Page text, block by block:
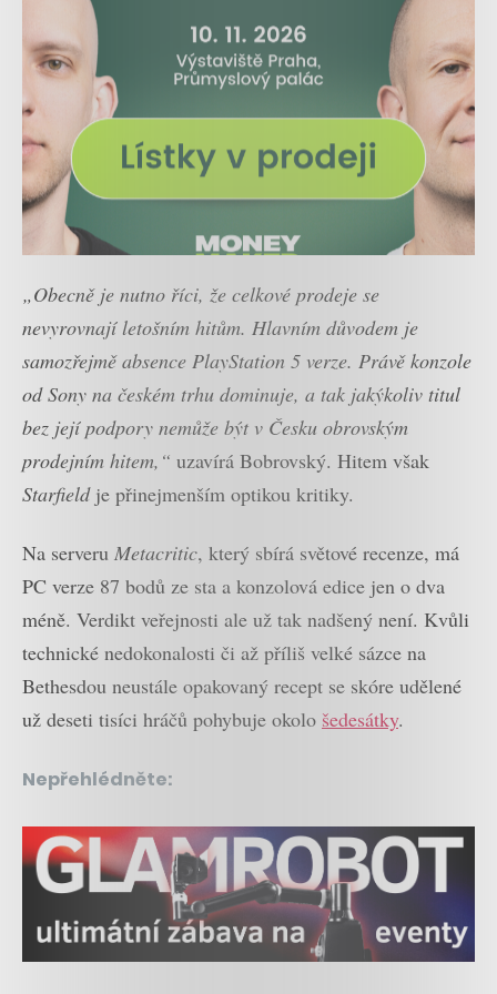
„Obecně je nutno říci, že celkové prodeje se
nevyrovnají letošním hitům. Hlavním důvodem je
samozřejmě absence PlayStation 5 verze. Právě konzole
od Sony na českém trhu dominuje, a tak jakýkoliv titul
bez její podpory nemůže být v Česku obrovským
prodejním hitem,“ uzavírá Bobrovský. Hitem však
Starfieldje přinejmenším optikou kritiky.
Na serveru Metacritic, který sbírá světové recenze, má
PC verze 87 bodů ze sta a konzolová edice jen o dva
méně. Verdikt veřejnosti ale už tak nadšený není. Kvůli
technické nedokonalosti či až příliš velké sázce na
Bethesdou neustále opakovaný recept se skóre udělené
už deseti tisíci hráčů pohybuje okolo šedesátky.
Nepřehlédněte: